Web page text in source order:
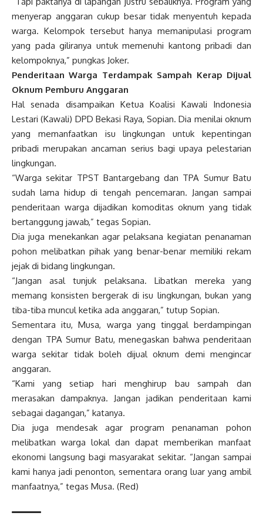
menyerap anggaran cukup besar tidak menyentuh kepada
warga. Kelompok tersebut hanya memanipulasi program
yang pada giliranya untuk memenuhi kantong pribadi dan
kelompoknya,” pungkas Joker.
Penderitaan Warga Terdampak Sampah Kerap Dijual
Oknum Pemburu Anggaran
Hal senada disampaikan Ketua Koalisi Kawali Indonesia
Lestari (Kawali) DPD Bekasi Raya, Sopian. Dia menilai oknum
yang memanfaatkan isu lingkungan untuk kepentingan
pribadi merupakan ancaman serius bagi upaya pelestarian
lingkungan.
“Warga sekitar TPST Bantargebang dan TPA Sumur Batu
sudah lama hidup di tengah pencemaran. Jangan sampai
penderitaan warga dijadikan komoditas oknum yang tidak
bertanggung jawab,” tegas Sopian.
Dia juga menekankan agar pelaksana kegiatan penanaman
pohon melibatkan pihak yang benar-benar memiliki rekam
jejak di bidang lingkungan.
“Jangan asal tunjuk pelaksana. Libatkan mereka yang
memang konsisten bergerak di isu lingkungan, bukan yang
tiba-tiba muncul ketika ada anggaran,” tutup Sopian.
Sementara itu, Musa, warga yang tinggal berdampingan
dengan TPA Sumur Batu, menegaskan bahwa penderitaan
warga sekitar tidak boleh dijual oknum demi mengincar
anggaran.
“Kami yang setiap hari menghirup bau sampah dan
merasakan dampaknya. Jangan jadikan penderitaan kami
sebagai dagangan,” katanya.
Dia juga mendesak agar program penanaman pohon
melibatkan warga lokal dan dapat memberikan manfaat
ekonomi langsung bagi masyarakat sekitar. “Jangan sampai
kami hanya jadi penonton, sementara orang luar yang ambil
manfaatnya,” tegas Musa. (Red)